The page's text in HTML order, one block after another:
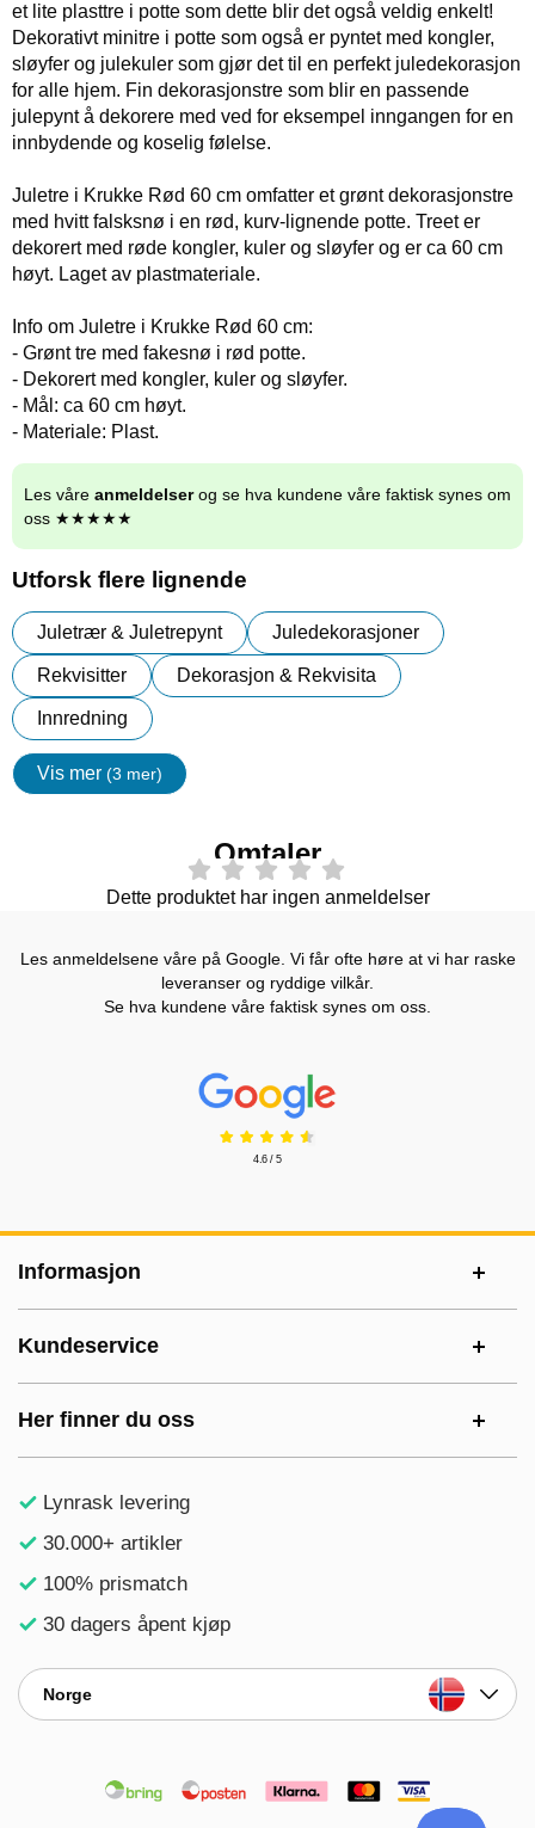
et lite plasttre i potte som dette blir det også veldig enkelt!
Dekorativt minitre i potte som også er pyntet med kongler,
sløyfer og julekuler som gjør det til en perfekt juledekorasjon
for alle hjem. Fin dekorasjonstre som blir en passende
julepynt å dekorere med ved for eksempel inngangen for en
innbydende og koselig følelse.
Juletre i Krukke Rød 60 cm omfatter et grønt dekorasjonstre
med hvitt falsksnø i en rød, kurv-lignende potte. Treet er
dekorert med røde kongler, kuler og sløyfer og er ca 60 cm
høyt. Laget av plastmateriale.
Info om Juletre i Krukke Rød 60 cm:
- Grønt tre med fakesnø i rød potte.
- Dekorert med kongler, kuler og sløyfer.
- Mål: ca 60 cm høyt.
- Materiale: Plast.
Les våre anmeldelserog se hva kundene våre faktisk synes om
oss ★★★★★
Utforsk flere lignende
Juletrær & Juletrepynt Juledekorasjoner
Rekvisitter Dekorasjon & Rekvisita
Innredning
Vis mer (3 mer)
egenskaper
Omtaler
Dette produktet har ingen anmeldelser
Les anmeldelsene våre på Google. Vi får ofte høre at vi har raske
leveranser og ryddige vilkår.
Se hva kundene våre faktisk synes om oss.
Prisjakt Vurdering: 4.6 Stjerne
4.6 / 5
Informasjon
Kundeservice
Her finner du oss
Lynrask levering
30.000+ artikler
100% prismatch
30 dagers åpent kjøp
Norge